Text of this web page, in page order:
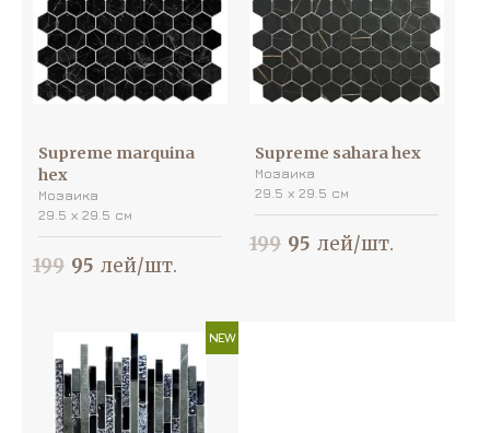
Supreme marquina
hex
Мозаика
29.5 х 29.5 см
199 95 лей/шт.
Supreme sahara hex
Мозаика
29.5 х 29.5 см
199 95 лей/шт.
NEW